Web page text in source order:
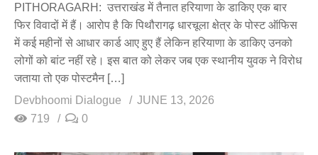
PITHORAGARH: उत्तराखंड में तैनात हरियाणा के डाकिए एक बार
फिर विवादों में हैं। आरोप है कि पिथौरागढ़ धारचूला क्षेत्र के पोस्ट ऑफिस
में कई महीनों से आधार कार्ड आए हुए हैं लेकिन हरियाणा के डाकिए उनको
लोगों को बांट नहीं रहे। इस बात को लेकर जब एक स्थानीय युवक ने विरोध
जताया तो एक पोस्टमैन […]
Devbhoomi Dialogue
JUNE 13, 2026
719
0